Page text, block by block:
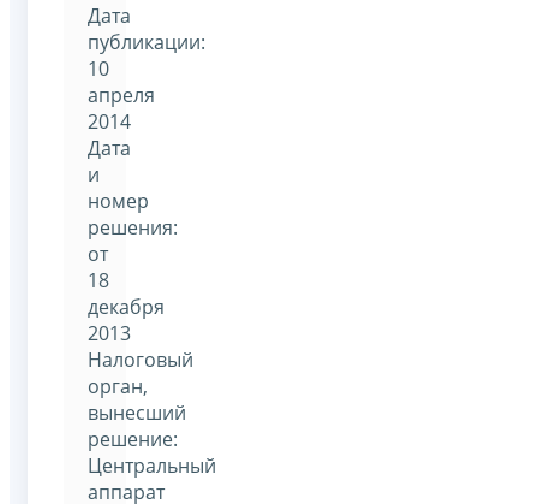
Дата
публикации:
10
апреля
2014
Дата
и
номер
решения:
от
18
декабря
2013
Налоговый
орган,
вынесший
решение:
Центральный
аппарат